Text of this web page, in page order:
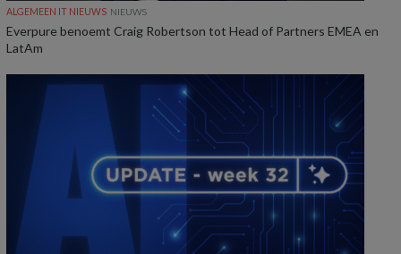
ALGEMEEN IT NIEUWS NIEUWS
Everpure benoemt Craig Robertson tot Head of Partners EMEA en
LatAm